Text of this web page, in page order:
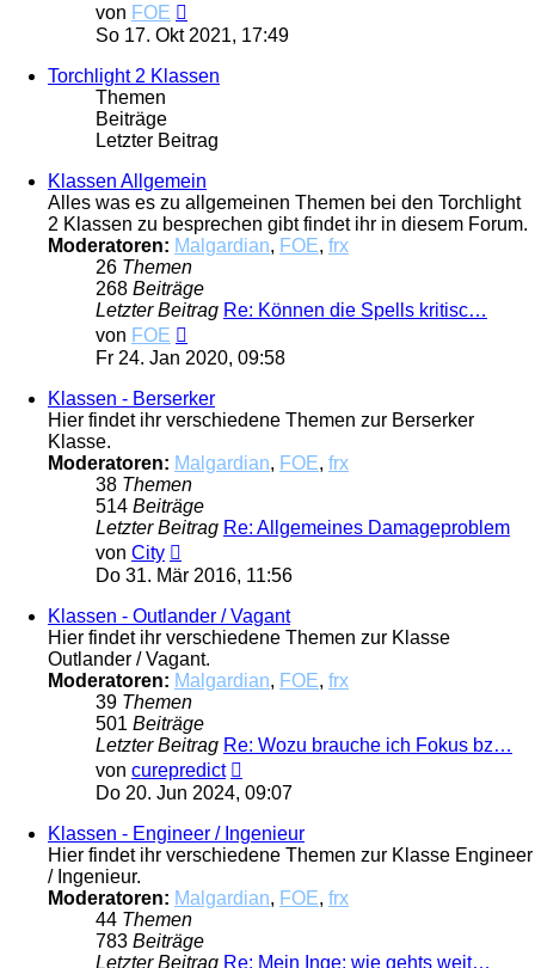
von FOE
Beitrag
So 17. Okt 2021, 17:49
Torchlight 2 Klassen
Themen
Beiträge
Letzter Beitrag
Klassen Allgemein
Alles was es zu allgemeinen Themen bei den Torchlight
2 Klassen zu besprechen gibt findet ihr in diesem Forum.
Moderatoren: Malgardian, FOE, frx
26 Themen
268 Beiträge
Letzter Beitrag Re: Können die Spells kritisc…
von FOE
Beitrag
Fr 24. Jan 2020, 09:58
Klassen - Berserker
Hier findet ihr verschiedene Themen zur Berserker
Klasse.
Moderatoren: Malgardian, FOE, frx
38 Themen
514 Beiträge
Letzter Beitrag Re: Allgemeines Damageproblem
von City
Beitrag
Do 31. Mär 2016, 11:56
Klassen - Outlander / Vagant
Hier findet ihr verschiedene Themen zur Klasse
Outlander / Vagant.
Moderatoren: Malgardian, FOE, frx
39 Themen
501 Beiträge
Letzter Beitrag Re: Wozu brauche ich Fokus bz…
von curepredict
Beitrag
Do 20. Jun 2024, 09:07
Klassen - Engineer / Ingenieur
Hier findet ihr verschiedene Themen zur Klasse Engineer
/ Ingenieur.
Moderatoren: Malgardian, FOE, frx
44 Themen
783 Beiträge
Letzter Beitrag Re: Mein Inge: wie gehts weit…